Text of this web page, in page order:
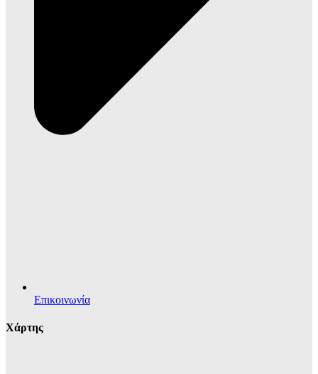
Επικοινωνία
Χάρτης